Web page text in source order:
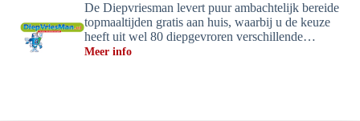
De Diepvriesman levert puur ambachtelijk bereide
topmaaltijden gratis aan huis, waarbij u de keuze
heeft uit wel 80 diepgevroren verschillende…
Meer info